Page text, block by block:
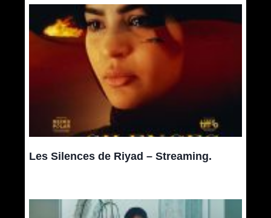
Les Silences de Riyad – Streaming.